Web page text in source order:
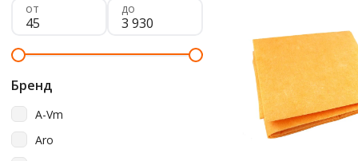
от до
Бренд
A-Vm
Aro